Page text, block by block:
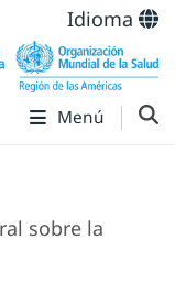
Idioma
Menú
sobre la